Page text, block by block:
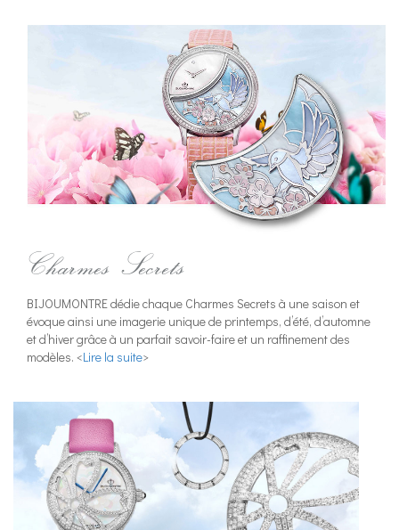
Charmes Secrets
BIJOUMONTRE dédie chaque Charmes Secrets à une saison et
évoque ainsi une imagerie unique de printemps, d’été, d’automne
et d’hiver grâce à un parfait savoir-faire et un raffinement des
modèles. <Lire la suite>